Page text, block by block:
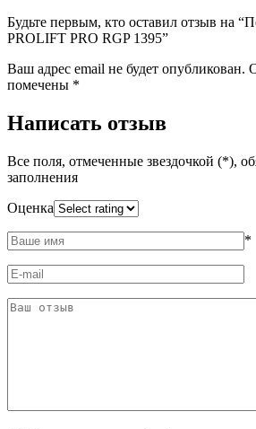
Будьте первым, кто оставил отзыв на
PROLIFT PRO RGP 1395”
Ваш адрес email не будет опубликован.
помечены *
Написать отзыв
Все поля, отмеченные звездочкой (*),
заполнения
Оценка
*